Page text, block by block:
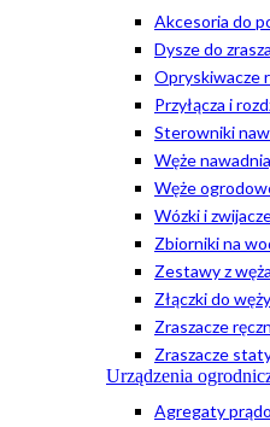
Akcesoria do
Dysze do
Opryskiwacze
Przyłącza i
Sterowniki
Węże
Węże
Wózki i
Zbiorniki na
Zestawy z
Złączki do
Zraszacze
Zraszacze
Urządzenia
Agregaty